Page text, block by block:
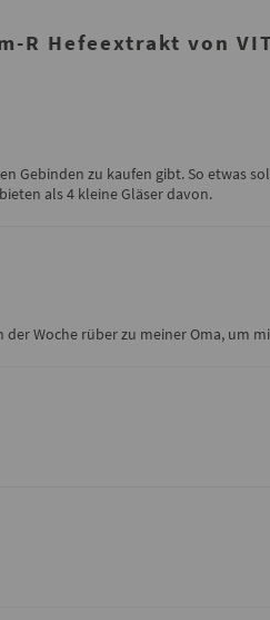
R Hefeextrakt von
Gebinden zu kaufen gibt. So etwas
als 4 kleine Gläser davon.
Woche rüber zu meiner Oma, um